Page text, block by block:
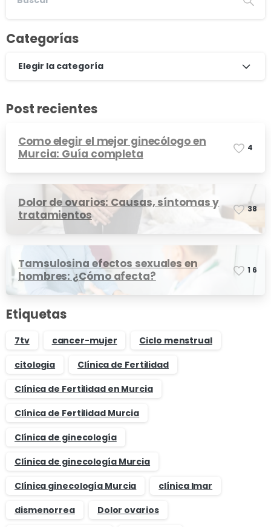
Categorías
Elegir la categoría
Post recientes
Como elegir el mejor ginecólogo en
Murcia: Guía completa
4
Dolor de ovarios: Causas, síntomas y
tratamientos
38
Tamsulosina efectos sexuales en
hombres: ¿Cómo afecta?
1 6
Etiquetas
7tv cancer-mujer
Ciclo menstrual
citologia
Clínica de Fertilidad
Clínica de Fertilidad en Murcia
Clínica de Fertilidad Murcia
Clínica de ginecología
Clínica de ginecología Murcia
Clínica ginecología Murcia
clínica Imar
dismenorrea
Dolor ovarios